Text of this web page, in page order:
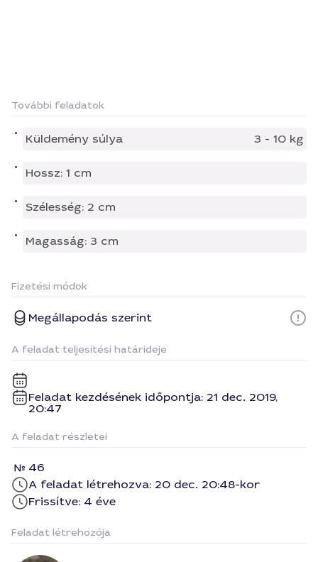
További feladatok
Küldemény súlya 3 - 10 kg
Hossz: 1 cm
Szélesség: 2 cm
Magasság: 3 cm
Fizetési módok
Megállapodás szerint
A feladat teljesítési határideje
Feladat kezdésének időpontja: 21 dec. 2019,
20:47
A feladat részletei
46
A feladat létrehozva: 20 dec. 20:48-kor
Frissítve: 4 éve
Feladat létrehozója